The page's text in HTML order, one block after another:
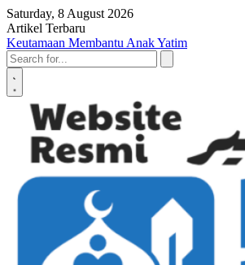
Skip to content
Saturday, 8 August 2026
Artikel Terbaru
Penyerahan SK LAZ Kunci Kebaikan OKU
Penguatan Pelayanan Umat